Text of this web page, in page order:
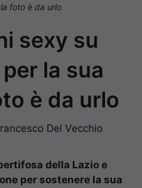
foto è da urlo
sexy su
la sua
è da urlo
Del Vecchio
della Lazio e
per sostenere la sua